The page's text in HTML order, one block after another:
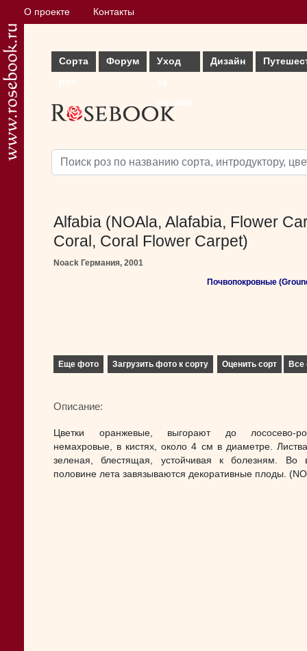
О проекте Контакты
Сорта
Форум
Уход
Дизайн
Alfabia (NOAla, Alafabia, Flower
Coral, Coral Flower Carpet)
Noack Германия, 2001
Почвопокровные
Еще фото Загрузить фото к сорту Оценить сорт Все
Описание:
Цветки оранжевые, выгорают до лососево-
немахровые, в кистях, около 4 см в диаметре.
зеленая, блестящая, устойчивая к болезням. Во
половине лета завязываются декоративные плоды.